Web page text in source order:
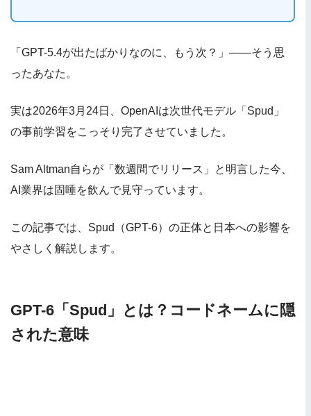
「GPT-5.4が出たばかりなのに、もう次？」——そう思
ったあなた。
実は2026年3月24日、OpenAIは次世代モデル「Spud」
の事前学習をこっそり完了させていました。
Sam Altman自らが「数週間でリリース」と明言した今、
AI業界は固唾を飲んで見守っています。
この記事では、Spud（GPT-6）の正体と日本への影響を
やさしく解説します。
GPT-6「Spud」とは？コードネームに隠
された意味